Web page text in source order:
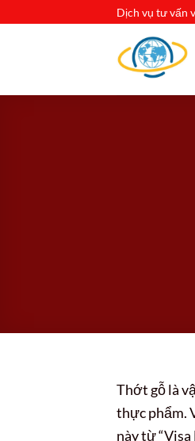
Dịch vụ tư vấn
Thớt gỗ là
thực phẩm.
này từ